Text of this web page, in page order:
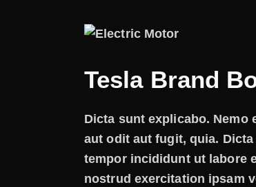
Tesla Brand
Dicta sunt explicabo. Nemo
aut odit aut fugit, quia.
tempor incididunt ut labore
nostrud exercitation ipsam